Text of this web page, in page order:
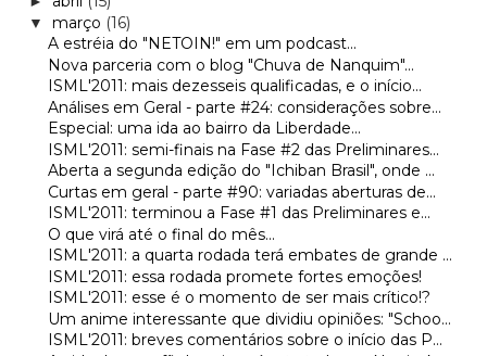
▼ março (16)
A estréia do "NETOIN!" em um podcast...
Nova parceria com o blog "Chuva de Nanquim"...
ISML'2011: mais dezesseis qualificadas, e o início...
Análises em Geral - parte #24: considerações sobre...
Especial: uma ida ao bairro da Liberdade...
ISML'2011: semi-finais na Fase #2 das Preliminares...
Aberta a segunda edição do "Ichiban Brasil", onde ...
Curtas em geral - parte #90: variadas aberturas de...
ISML'2011: terminou a Fase #1 das Preliminares e...
O que virá até o final do mês...
ISML'2011: a quarta rodada terá embates de grande ...
ISML'2011: essa rodada promete fortes emoções!
ISML'2011: esse é o momento de ser mais crítico!?
Um anime interessante que dividiu opiniões: "Schoo...
ISML'2011: breves comentários sobre o início das P...